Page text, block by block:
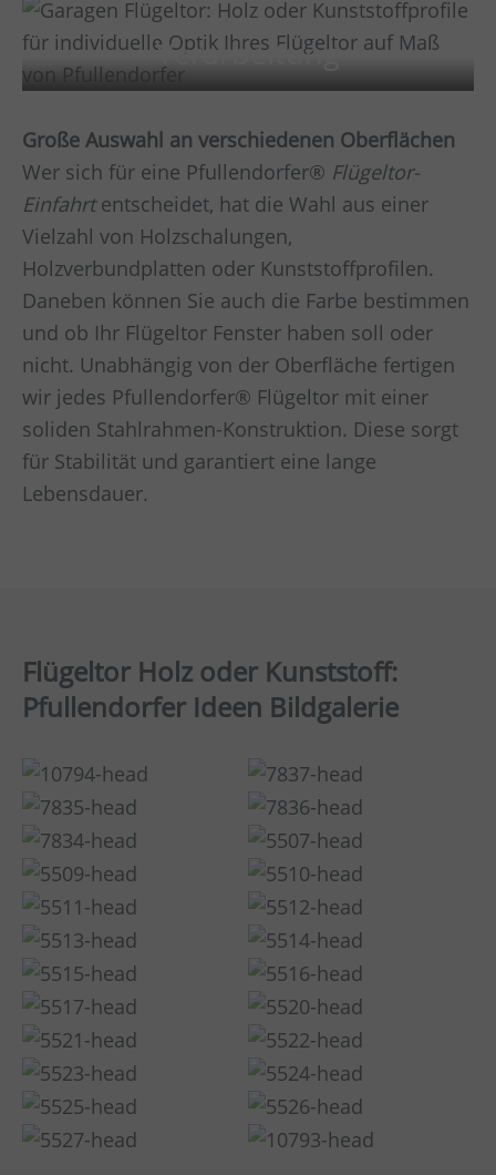
Verarbeitung
Große Auswahl an verschiedenen Oberflächen
Wer sich für eine Pfullendorfer® Flügeltor-
Einfahrtentscheidet, hat die Wahl aus einer
Vielzahl von Holzschalungen,
Holzverbundplatten oder Kunststoffprofilen.
Daneben können Sie auch die Farbe bestimmen
und ob Ihr Flügeltor Fenster haben soll oder
nicht. Unabhängig von der Oberfläche fertigen
wir jedes Pfullendorfer® Flügeltor mit einer
soliden Stahlrahmen-Konstruktion. Diese sorgt
für Stabilität und garantiert eine lange
Lebensdauer.
Flügeltor Holz oder Kunststoff:
Pfullendorfer Ideen Bildgalerie